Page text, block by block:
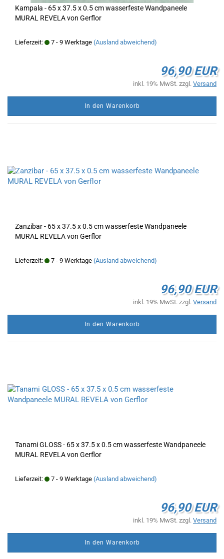
Kampala - 65 x 37.5 x 0.5 cm wasserfeste Wandpaneele
MURAL REVELA von Gerflor
Lieferzeit: 7 - 9 Werktage (Ausland abweichend)
96,90 EUR
inkl. 19% MwSt. zzgl. Versand
In den Warenkorb
Zanzibar - 65 x 37.5 x 0.5 cm wasserfeste Wandpaneele
MURAL REVELA von Gerflor
Lieferzeit: 7 - 9 Werktage (Ausland abweichend)
96,90 EUR
inkl. 19% MwSt. zzgl. Versand
In den Warenkorb
Tanami GLOSS - 65 x 37.5 x 0.5 cm wasserfeste Wandpaneele
MURAL REVELA von Gerflor
Lieferzeit: 7 - 9 Werktage (Ausland abweichend)
96,90 EUR
inkl. 19% MwSt. zzgl. Versand
In den Warenkorb